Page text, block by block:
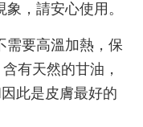
，請安心使用。
需要高溫加熱，保
有天然的甘油，
此是皮膚最好的